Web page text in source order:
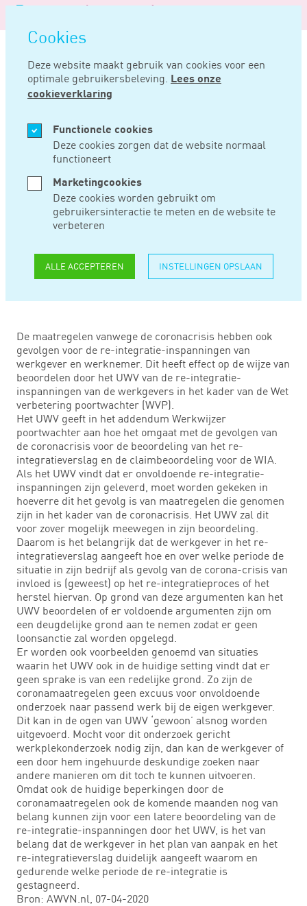
overslaan
Cookies
Deze website maakt gebruik van cookies voor een
optimale gebruikersbeleving. Lees onze
cookieverklaring
Functionele cookies
Deze cookies zorgen dat de website normaal
functioneert
Marketingcookies
Deze cookies worden gebruikt om
gebruikersinteractie te meten en de website te
verbeteren
ALLE ACCEPTEREN INSTELLINGEN OPSLAAN
Logo
Noord
Negentig
Home Nieuws
APR 16, 2020
UWV HOUDT
REKENING MET
CORONACRISIS BIJ
CLAIMBEOORDELING
WIA
De maatregelen vanwege de coronacrisis hebben ook
gevolgen voor de re-integratie-inspanningen van
werkgever en werknemer. Dit heeft effect op de wijze van
beoordelen door het UWV van de re-integratie-
inspanningen van de werkgevers in het kader van de Wet
verbetering poortwachter (WVP).
Het UWV geeft in het addendum Werkwijzer
poortwachter aan hoe het omgaat met de gevolgen van
de coronacrisis voor de beoordeling van het re-
integratieverslag en de claimbeoordeling voor de WIA.
Als het UWV vindt dat er onvoldoende re-integratie-
inspanningen zijn geleverd, moet worden gekeken in
hoeverre dit het gevolg is van maatregelen die genomen
zijn in het kader van de coronacrisis. Het UWV zal dit
voor zover mogelijk meewegen in zijn beoordeling.
Daarom is het belangrijk dat de werkgever in het re-
integratieverslag aangeeft hoe en over welke periode de
situatie in zijn bedrijf als gevolg van de corona-crisis van
invloed is (geweest) op het re-integratieproces of het
herstel hiervan. Op grond van deze argumenten kan het
UWV beoordelen of er voldoende argumenten zijn om
een deugdelijke grond aan te nemen zodat er geen
loonsanctie zal worden opgelegd.
Er worden ook voorbeelden genoemd van situaties
waarin het UWV ook in de huidige setting vindt dat er
geen sprake is van een redelijke grond. Zo zijn de
coronamaatregelen geen excuus voor onvoldoende
onderzoek naar passend werk bij de eigen werkgever.
Dit kan in de ogen van UWV ‘gewoon’ alsnog worden
uitgevoerd. Mocht voor dit onderzoek gericht
werkplekonderzoek nodig zijn, dan kan de werkgever of
een door hem ingehuurde deskundige zoeken naar
andere manieren om dit toch te kunnen uitvoeren.
Omdat ook de huidige beperkingen door de
coronamaatregelen ook de komende maanden nog van
belang kunnen zijn voor een latere beoordeling van de
re-integratie-inspanningen door het UWV, is het van
belang dat de werkgever in het plan van aanpak en het
re-integratieverslag duidelijk aangeeft waarom en
gedurende welke periode de re-integratie is
gestagneerd.
Bron: AWVN.nl, 07-04-2020